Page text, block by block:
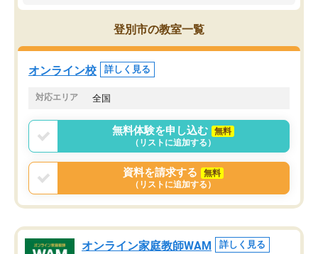
ので、自信をもって受験勉強を進める
ことができました。自分のように勉強
のやり方や進捗管理で苦労している方
には特におすすめしたい塾です。
登別市の教室一覧
オンライン校 詳しく見る
対応エリア 全国
無料体験を申し込む
無料
（リストに追加する）
資料を請求する
無料
（リストに追加する）
オンライン家庭教師WAM 詳しく見る